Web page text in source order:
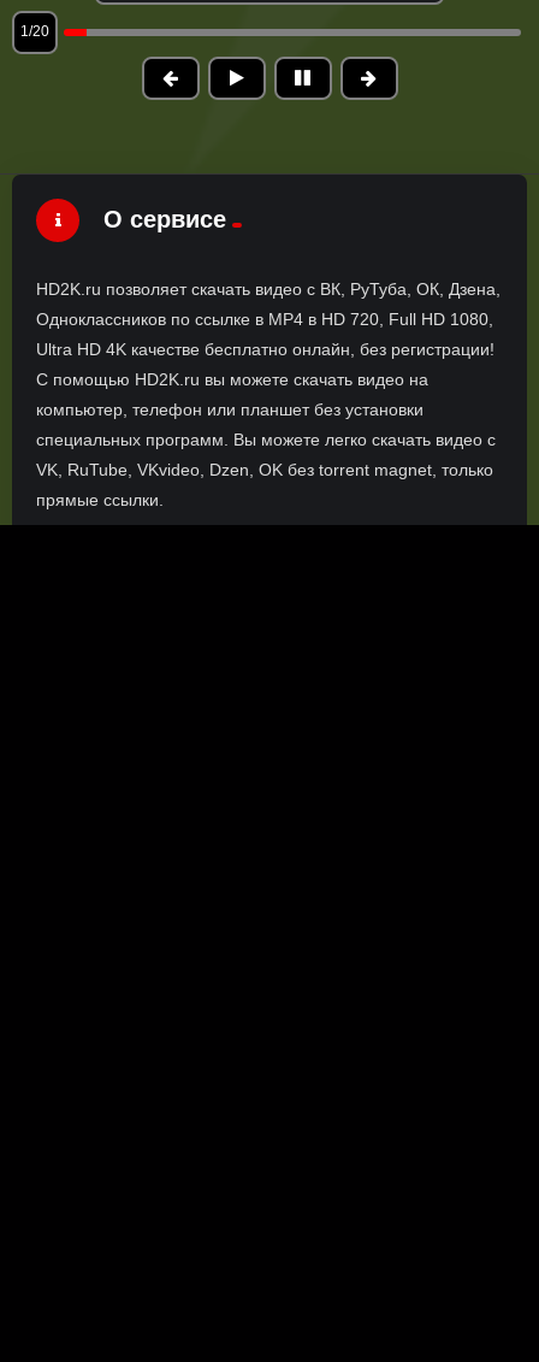
1/20
О сервисе
HD2K.ru позволяет скачать видео с ВК, РуТуба, ОК, Дзена,
Одноклассников по ссылке в MP4 в HD 720, Full HD 1080,
Ultra HD 4K качестве бесплатно онлайн, без регистрации!
С помощью HD2K.ru вы можете скачать видео на
компьютер, телефон или планшет без установки
специальных программ. Вы можете легко скачать видео с
VK, RuTube, VKvideo, Dzen, OK без torrent magnet, только
прямые ссылки.